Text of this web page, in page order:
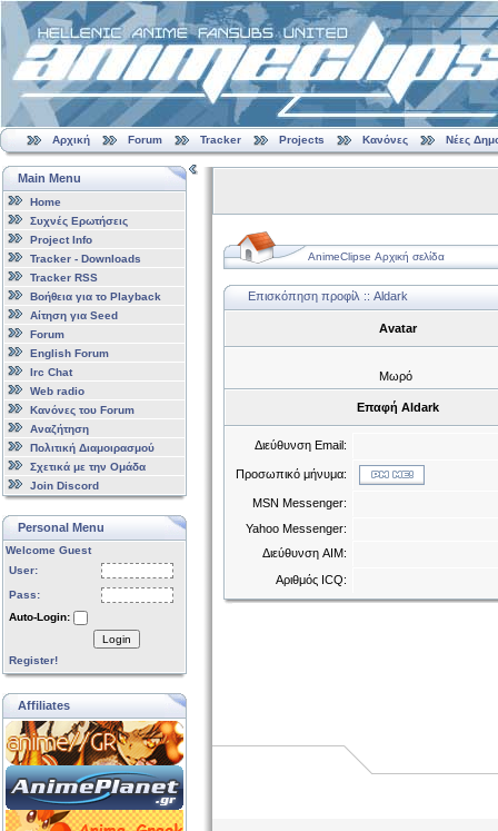
Αρχική Forum Tracker Projects Κανόνες Νέες
Main Menu
Home
Συχνές Ερωτήσεις
Project Info
Tracker - Downloads
Tracker RSS
Βοήθεια για το Playback
Αίτηση για Seed
Forum
English Forum
Irc Chat
Web radio
Κανόνες του Forum
Αναζήτηση
Πολιτική Διαμοιρασμού
Σχετικά με την Ομάδα
Join Discord
Personal Menu
Welcome Guest
User:
Pass:
Auto-Login:
Login
Register!
Affiliates
AnimeClipse Αρχική σελίδα
Επισκόπηση προφίλ :: Aldark
Avatar
Μωρό
Επαφή Aldark
Διεύθυνση Email:
Προσωπικό μήνυμα:
MSN Messenger:
Yahoo Messenger:
Διεύθυνση AIM:
Αριθμός ICQ: